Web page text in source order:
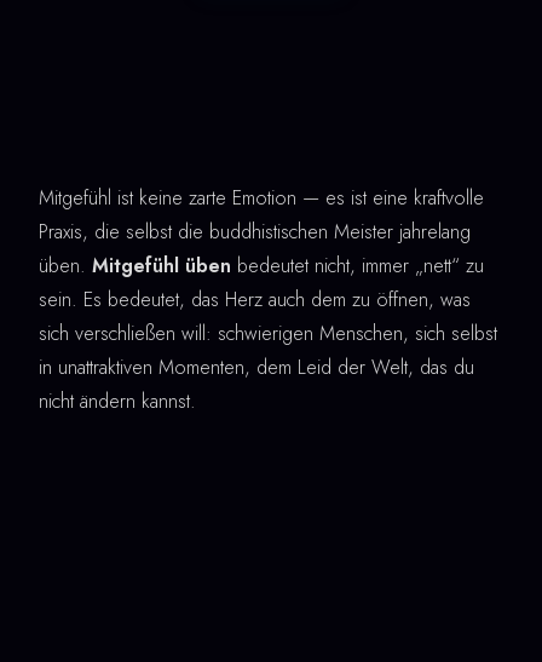
Mitgefühl ist keine zarte Emotion — es ist eine kraftvolle
Praxis, die selbst die buddhistischen Meister jahrelang
üben. Mitgefühl üben bedeutet nicht, immer „nett“ zu
sein. Es bedeutet, das Herz auch dem zu öffnen, was
sich verschließen will: schwierigen Menschen, sich selbst
in unattraktiven Momenten, dem Leid der Welt, das du
nicht ändern kannst.